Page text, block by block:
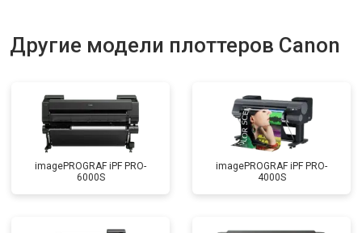
Другие модели плоттеров Canon
imagePROGRAF iPF PRO-
6000S
imagePROGRAF iPF PRO-
4000S